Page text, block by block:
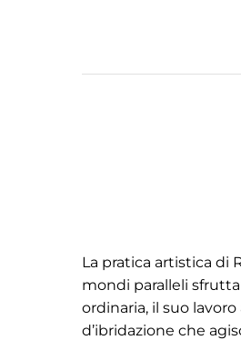
La pratica artistica di
mondi paralleli
ordinaria, il suo
d’ibridazione che